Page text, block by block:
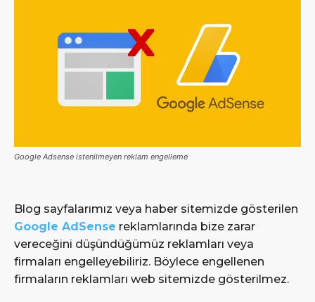
Google Adsense istenilmeyen reklam engelleme
Blog sayfalarımız veya haber sitemizde gösterilen
Google AdSense reklamlarında bize zarar
vereceğini düşündüğümüz reklamları veya
firmaları engelleyebiliriz. Böylece engellenen
firmaların reklamları web sitemizde gösterilmez.